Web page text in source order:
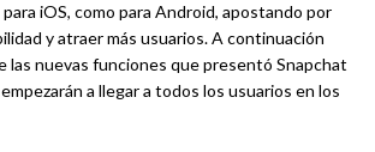
iOS, como para Android, apostando por
y atraer más usuarios. A continuación
las nuevas funciones que presentó Snapchat
a llegar a todos los usuarios en los